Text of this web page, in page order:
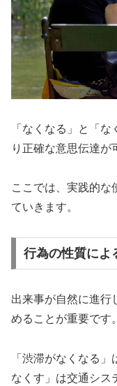
「なくなる」と「
り正確な意思伝達が
ここでは、実践的な
ていきます。
行為の性質によ
出来事が自然に進行
めることが重要です。
「渋滞がなくなる
なくす」は交通シス